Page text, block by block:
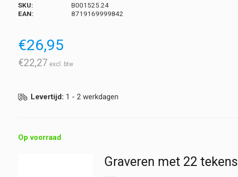
SKU:
B001525.24
EAN:
8719169999842
€26,95
€22,27
Levertijd: 1 - 2 werkdagen
Op voorraad
Graveren met 22 tekens